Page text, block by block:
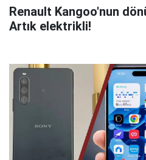
Renault Kangoo'nun
Artık elektrikli!